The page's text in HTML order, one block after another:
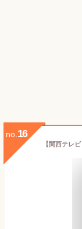
no. 16